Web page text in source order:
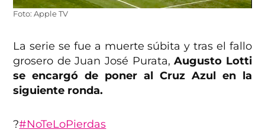
Foto: Apple TV
La serie se fue a muerte súbita y tras el fallo
grosero de Juan José Purata,Augusto Lotti
se encargó de poner al Cruz Azul en la
siguiente ronda.
?#NoTeLoPierdas